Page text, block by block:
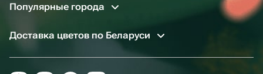
Популярные города
Доставка цветов по Беларуси